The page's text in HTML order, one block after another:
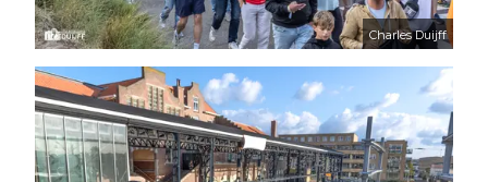
Charles Duijff